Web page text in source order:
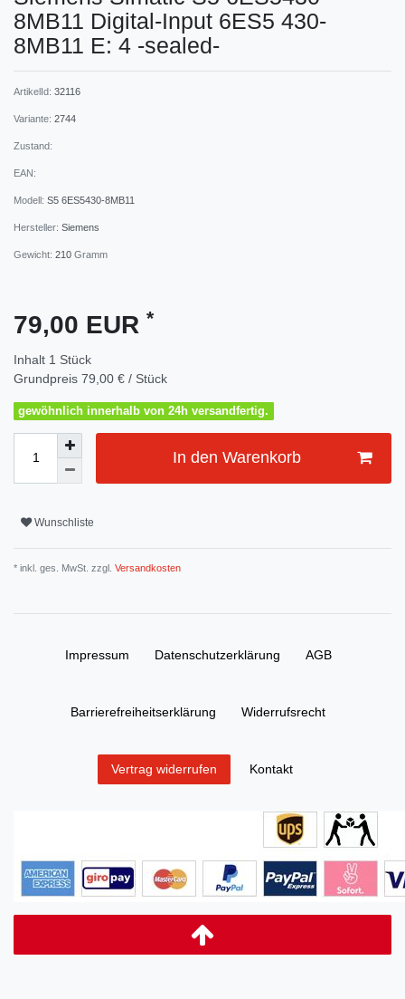
8MB11 Digital-Input 6ES5 430-
8MB11 E: 4 -sealed-
ArtikelId: 32116
Variante: 2744
Zustand:
EAN:
Modell: S5 6ES5430-8MB11
Hersteller: Siemens
Gewicht: 210 Gramm
79,00 EUR *
Inhalt 1 Stück
Grundpreis 79,00 € / Stück
gewöhnlich innerhalb von 24h versandfertig.
In den Warenkorb
Wunschliste
* inkl. ges. MwSt. zzgl. Versandkosten
Impressum Daten­schutz­erklärung AGB
Barrierefreiheitserklärung Widerrufs­recht
Vertrag widerrufen Kontakt